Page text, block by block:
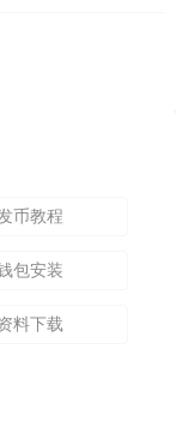
币教程
包安装
料下载